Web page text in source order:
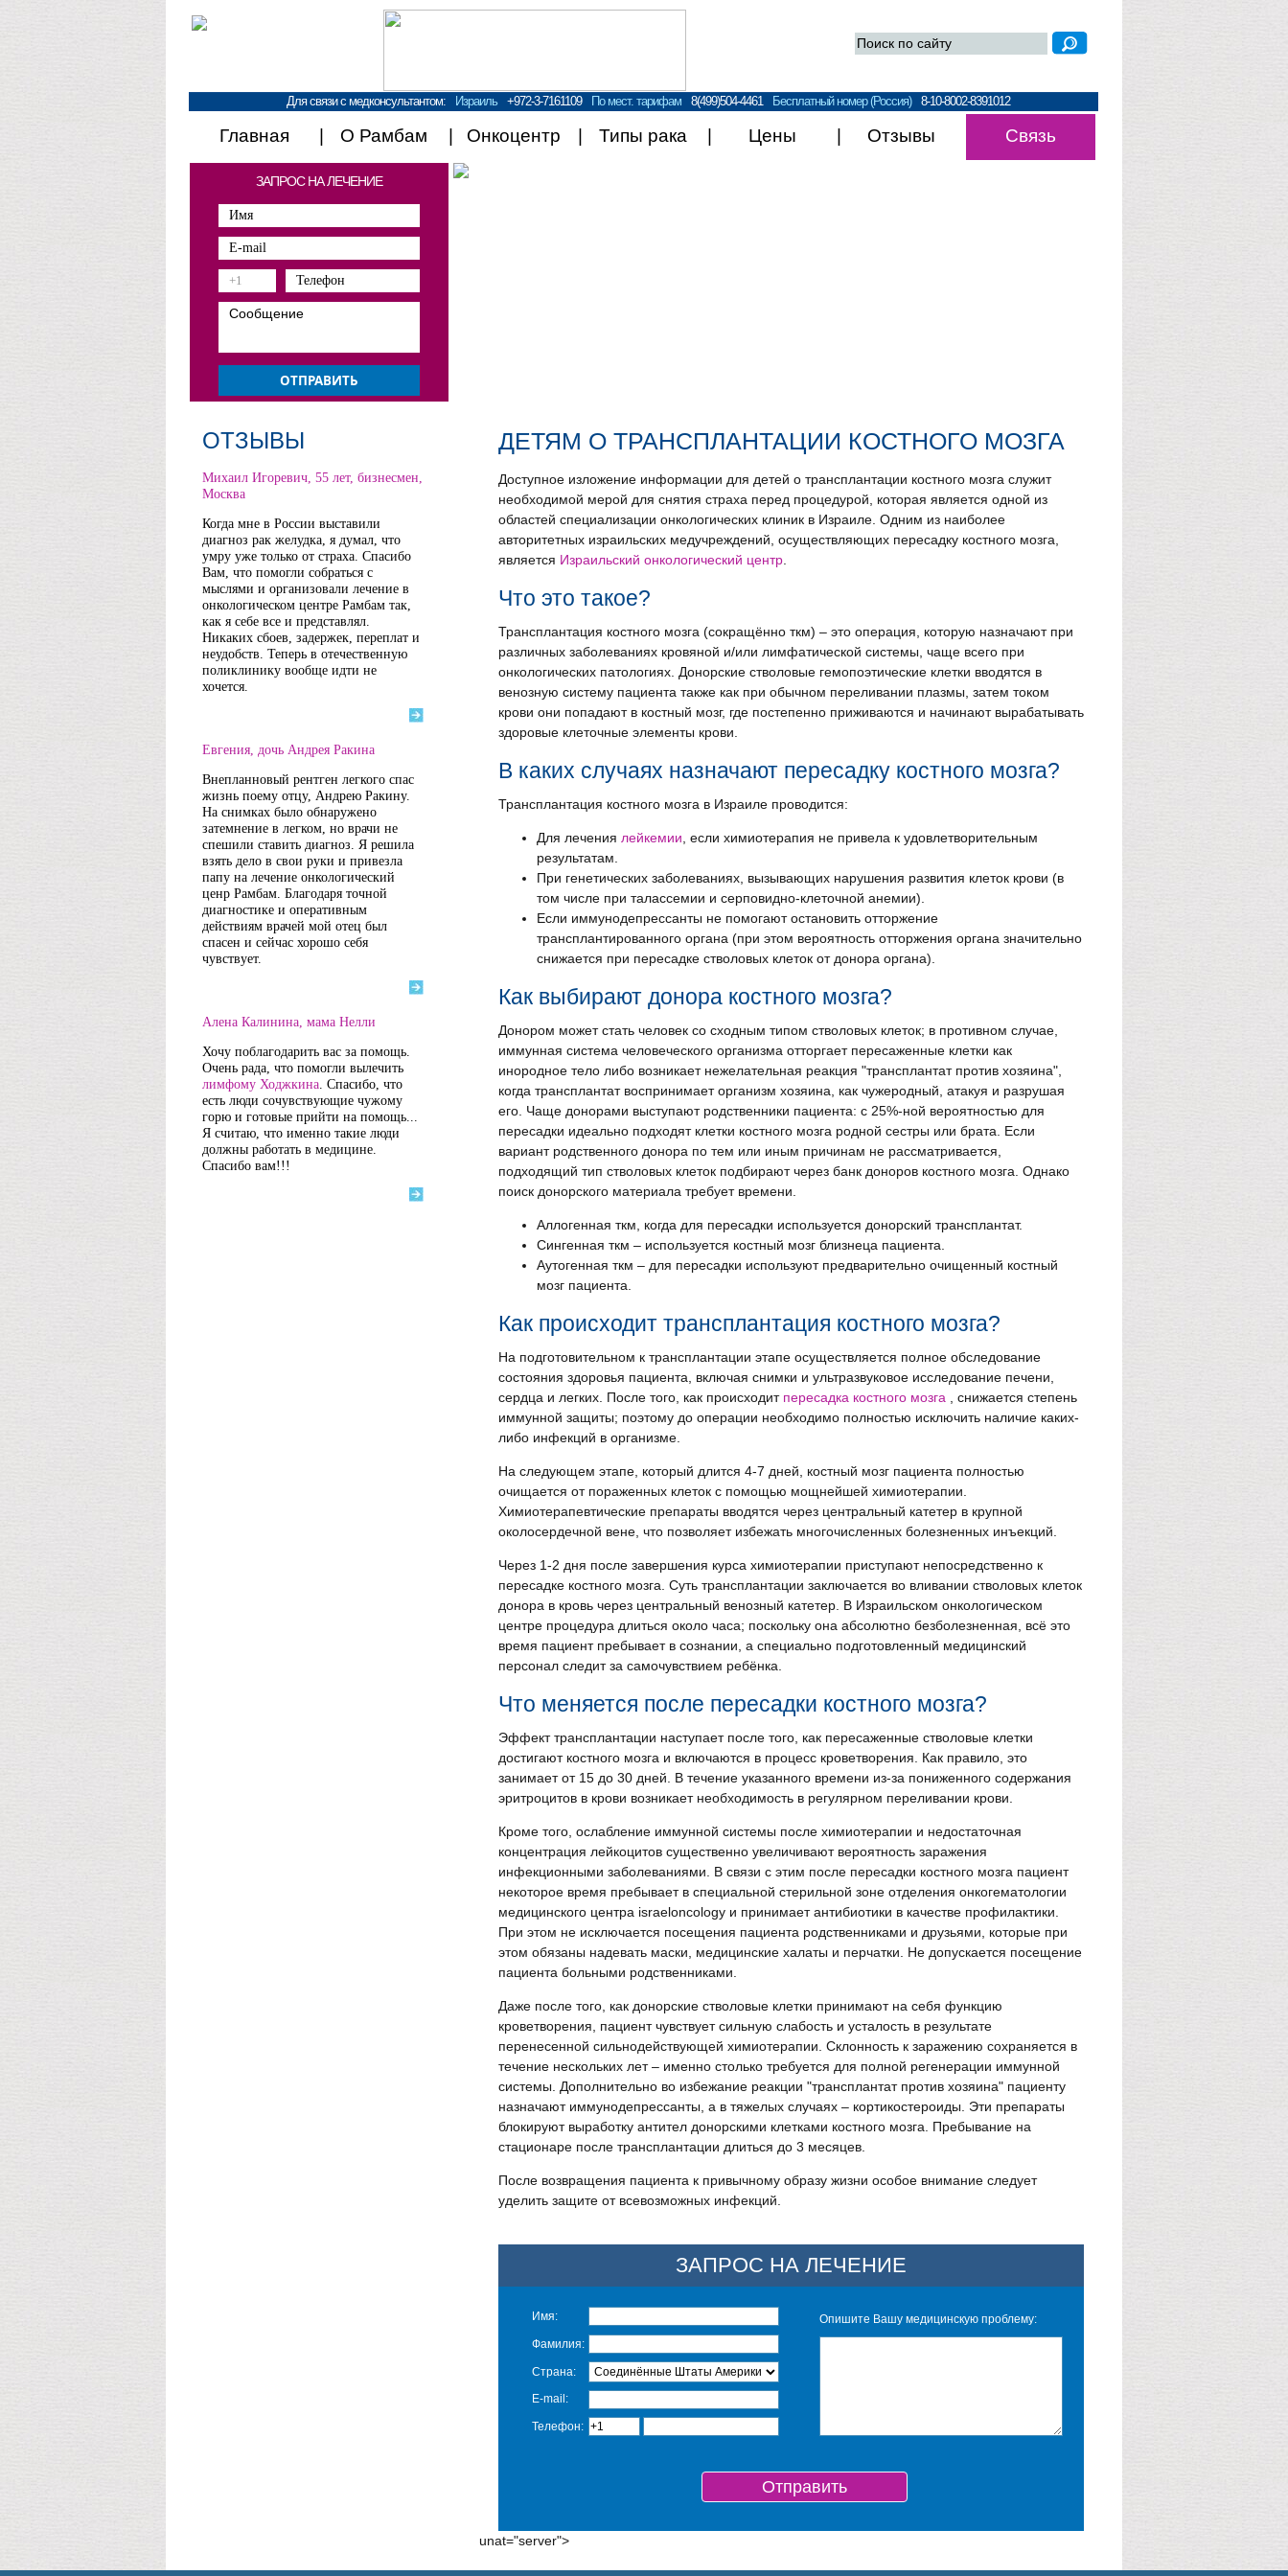
Для связи с медконсультантом: Израиль +972-3-7161109 По мест. тарифам 8(499)504-4461 Бесплатный номер (Россия) 8-10-8002-8391012
Главная О Рамбам Онкоцентр Типы рака Цены Отзывы Связь
ЗАПРОС НА ЛЕЧЕНИЕ
ОТЗЫВЫ
Михаил Игоревич, 55 лет, бизнесмен,
Москва
Когда мне в России выставили
диагноз рак желудка, я думал, что
умру уже только от страха. Спасибо
Вам, что помогли собраться с
мыслями и организовали лечение в
онкологическом центре Рамбам так,
как я себе все и представлял.
Никаких сбоев, задержек, переплат и
неудобств. Теперь в отечественную
поликлинику вообще идти не
хочется.
Евгения, дочь Андрея Ракина
Внепланновый рентген легкого спас
жизнь поему отцу, Андрею Ракину.
На снимках было обнаружено
затемнение в легком, но врачи не
спешили ставить диагноз. Я решила
взять дело в свои руки и привезла
папу на лечение онкологический
ценр Рамбам. Благодаря точной
диагностике и оперативным
действиям врачей мой отец был
спасен и сейчас хорошо себя
чувствует.
Алена Калинина, мама Нелли
Хочу поблагодарить вас за помощь.
Очень рада, что помогли вылечить
лимфому Ходжкина. Спасибо, что
есть люди сочувствующие чужому
горю и готовые прийти на помощь...
Я считаю, что именно такие люди
должны работать в медицине.
Спасибо вам!!!
ДЕТЯМ О ТРАНСПЛАНТАЦИИ КОСТНОГО МОЗГА
Доступное изложение информации для детей о трансплантации костного мозга служит
необходимой мерой для снятия страха перед процедурой, которая является одной из
областей специализации онкологических клиник в Израиле. Одним из наиболее
авторитетных израильских медучреждений, осуществляющих пересадку костного мозга,
является Израильский онкологический центр
Что это такое?
Трансплантация костного мозга (сокращённо ткм) – это операция, которую назначают при
различных заболеваниях кровяной и/или лимфатической системы, чаще всего при
онкологических патологиях. Донорские стволовые гемопоэтические клетки вводятся в
венозную систему пациента также как при обычном переливании плазмы, затем током
крови они попадают в костный мозг, где постепенно приживаются и начинают вырабатывать
здоровые клеточные элементы крови.
В каких случаях назначают пересадку костного мозга?
Трансплантация костного мозга в Израиле проводится:
Для лечения лейкемии , если химиотерапия не привела к удовлетворительным
результатам.
При генетических заболеваниях, вызывающих нарушения развития клеток крови (в
том числе при талассемии и серповидно-клеточной анемии).
Если иммунодепрессанты не помогают остановить отторжение
трансплантированного органа (при этом вероятность отторжения органа значительно
снижается при пересадке стволовых клеток от донора органа).
Как выбирают донора костного мозга?
Донором может стать человек со сходным типом стволовых клеток; в противном случае,
иммунная система человеческого организма отторгает пересаженные клетки как
инородное тело либо возникает нежелательная реакция "трансплантат против хозяина",
когда трансплантат воспринимает организм хозяина, как чужеродный, атакуя и разрушая
его. Чаще донорами выступают родственники пациента: с 25%-ной вероятностью для
пересадки идеально подходят клетки костного мозга родной сестры или брата. Если
вариант родственного донора по тем или иным причинам не рассматривается,
подходящий тип стволовых клеток подбирают через банк доноров костного мозга. Однако
поиск донорского материала требует времени.
Аллогенная ткм, когда для пересадки используется донорский трансплантат.
Сингенная ткм – используется костный мозг близнеца пациента.
Аутогенная ткм – для пересадки используют предварительно очищенный костный
мозг пациента.
Как происходит трансплантация костного мозга?
На подготовительном к трансплантации этапе осуществляется полное обследование
состояния здоровья пациента, включая снимки и ультразвуковое исследование печени,
сердца и легких. После того, как происходит пересадка костного мозга , снижается степень
иммунной защиты; поэтому до операции необходимо полностью исключить наличие каких-
либо инфекций в организме.
На следующем этапе, который длится 4-7 дней, костный мозг пациента полностью
очищается от пораженных клеток с помощью мощнейшей химиотерапии.
Химиотерапевтические препараты вводятся через центральный катетер в крупной
околосердечной вене, что позволяет избежать многочисленных болезненных инъекций.
Через 1-2 дня после завершения курса химиотерапии приступают непосредственно к
пересадке костного мозга. Суть трансплантации заключается во вливании стволовых клеток
донора в кровь через центральный венозный катетер. В Израильском онкологическом
центре процедура длиться около часа; поскольку она абсолютно безболезненная, всё это
время пациент пребывает в сознании, а специально подготовленный медицинский
персонал следит за самочувствием ребёнка.
Что меняется после пересадки костного мозга?
Эффект трансплантации наступает после того, как пересаженные стволовые клетки
достигают костного мозга и включаются в процесс кроветворения. Как правило, это
занимает от 15 до 30 дней. В течение указанного времени из-за пониженного содержания
эритроцитов в крови возникает необходимость в регулярном переливании крови.
Кроме того, ослабление иммунной системы после химиотерапии и недостаточная
концентрация лейкоцитов существенно увеличивают вероятность заражения
инфекционными заболеваниями. В связи с этим после пересадки костного мозга пациент
некоторое время пребывает в специальной стерильной зоне отделения онкогематологии
медицинского центра israeloncology и принимает антибиотики в качестве профилактики.
При этом не исключается посещения пациента родственниками и друзьями, которые при
этом обязаны надевать маски, медицинские халаты и перчатки. Не допускается посещение
пациента больными родственниками.
Даже после того, как донорские стволовые клетки принимают на себя функцию
кроветворения, пациент чувствует сильную слабость и усталость в результате
перенесенной сильнодействующей химиотерапии. Склонность к заражению сохраняется в
течение нескольких лет – именно столько требуется для полной регенерации иммунной
системы. Дополнительно во избежание реакции "трансплантат против хозяина" пациенту
назначают иммунодепрессанты, а в тяжелых случаях – кортикостероиды. Эти препараты
блокируют выработку антител донорскими клетками костного мозга. Пребывание на
стационаре после трансплантации длиться до 3 месяцев.
После возвращения пациента к привычному образу жизни особое внимание следует
уделить защите от всевозможных инфекций.
ЗАПРОС НА ЛЕЧЕНИЕ
Имя:
Фамилия:
Страна:
E-mail:
Телефон:
Опишите Вашу медицинскую проблему:
unat="server">